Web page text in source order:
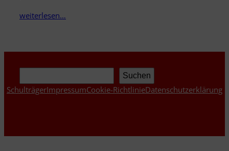
weiterlesen…
Suchen
SchulträgerImpressumCookie-RichtlinieDatenschutzerklärung